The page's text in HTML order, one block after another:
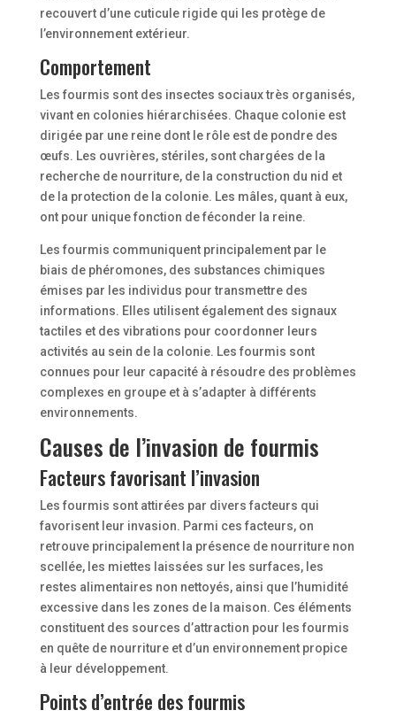
recouvert d’une cuticule rigide qui les protège de
l’environnement extérieur.
Comportement
Les fourmis sont des insectes sociaux très organisés,
vivant en colonies hiérarchisées. Chaque colonie est
dirigée par une reine dont le rôle est de pondre des
œufs. Les ouvrières, stériles, sont chargées de la
recherche de nourriture, de la construction du nid et
de la protection de la colonie. Les mâles, quant à eux,
ont pour unique fonction de féconder la reine.
Les fourmis communiquent principalement par le
biais de phéromones, des substances chimiques
émises par les individus pour transmettre des
informations. Elles utilisent également des signaux
tactiles et des vibrations pour coordonner leurs
activités au sein de la colonie. Les fourmis sont
connues pour leur capacité à résoudre des problèmes
complexes en groupe et à s’adapter à différents
environnements.
Causes de l’invasion de fourmis
Facteurs favorisant l’invasion
Les fourmis sont attirées par divers facteurs qui
favorisent leur invasion. Parmi ces facteurs, on
retrouve principalement la présence de nourriture non
scellée, les miettes laissées sur les surfaces, les
restes alimentaires non nettoyés, ainsi que l’humidité
excessive dans les zones de la maison. Ces éléments
constituent des sources d’attraction pour les fourmis
en quête de nourriture et d’un environnement propice
à leur développement.
Points d’entrée des fourmis